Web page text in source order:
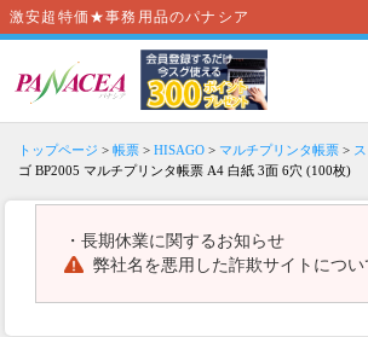
激安超特価★事務用品のパナシア
トップページ > 帳票 > HISAGO > マルチプリンタ帳票 >
ゴ BP2005 マルチプリンタ帳票 A4 白紙 3面 6穴 (100枚)
・ 長期休業に関するお知らせ
弊社名を悪用した詐欺サイトについ